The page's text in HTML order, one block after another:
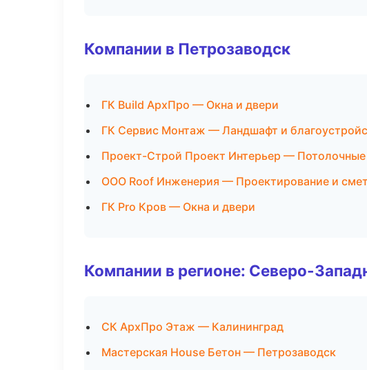
Компании в Петрозаводск
ГК Build АрхПро — Окна и двери
ГК Сервис Монтаж — Ландшафт и
Проект-Строй Проект Интерьер —
ООО Roof Инженерия — Проектирование и
ГК Pro Кров — Окна и двери
Компании в регионе: Северо-
СК АрхПро Этаж — Калининград
Мастерская House Бетон — Петрозаводск